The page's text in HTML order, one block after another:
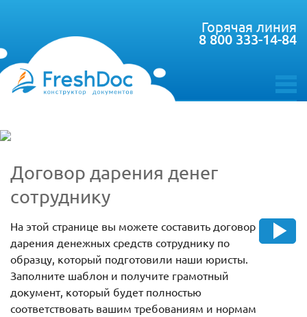
toggle
Горячая линия
8 800 333-14-84
Договор дарения денег
сотруднику
На этой странице вы можете составить договор
дарения денежных средств сотруднику по
образцу, который подготовили наши юристы.
Заполните шаблон и получите грамотный
документ, который будет полностью
соответствовать вашим требованиям и нормам